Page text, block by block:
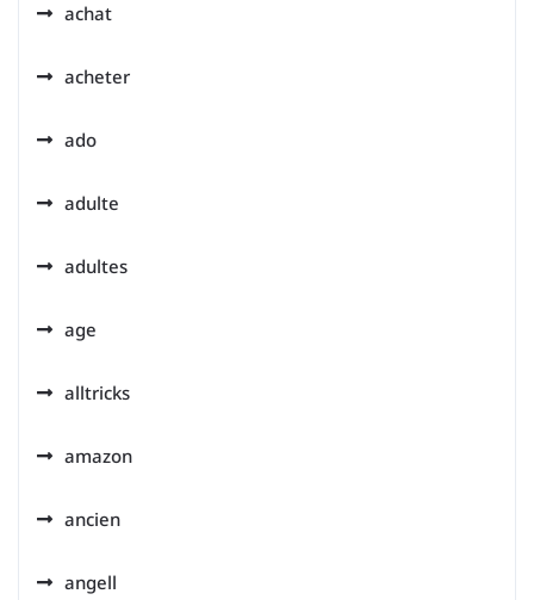
achat
acheter
ado
adulte
adultes
age
alltricks
amazon
ancien
angell